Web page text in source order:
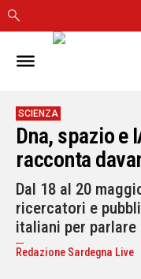
IN
CAGLIARI
SASSARI
NUORO
ORISTANO
SULCIS
GALLURA
OGLIASTRA
MEDIO
SCIENZA
Dna, spazio e
racconta
Dal 18 al 20
ricercatori e
italiani per
Redazione Sardegna Live